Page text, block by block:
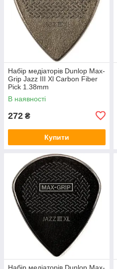
Набір медіаторів Dunlop Max-
Grip Jazz III Xl Carbon Fiber
Pick 1.38mm
В наявності
272 ₴
Купити